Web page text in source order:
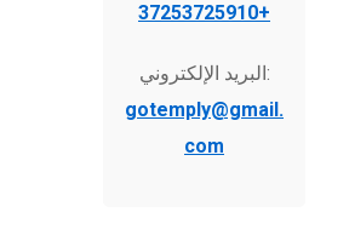
+37253725910
البريد الإلكتروني:
gotemply@gmail.
com